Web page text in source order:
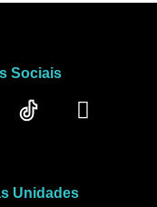
Sociais
Unidades